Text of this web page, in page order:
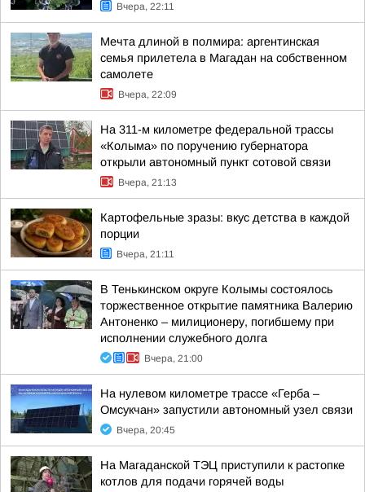
Вчера, 22:11
Мечта длиной в полмира: аргентинская
семья прилетела в Магадан на собственном
самолете
Вчера, 22:09
На 311-м километре федеральной трассы
«Колыма» по поручению губернатора
открыли автономный пункт сотовой связи
Вчера, 21:13
Картофельные зразы: вкус детства в каждой
порции
Вчера, 21:11
В Тенькинском округе Колымы состоялось
торжественное открытие памятника Валерию
Антоненко – милиционеру, погибшему при
исполнении служебного долга
Вчера, 21:00
На нулевом километре трассе «Герба –
Омсукчан» запустили автономный узел связи
Вчера, 20:45
На Магаданской ТЭЦ приступили к растопке
котлов для подачи горячей воды